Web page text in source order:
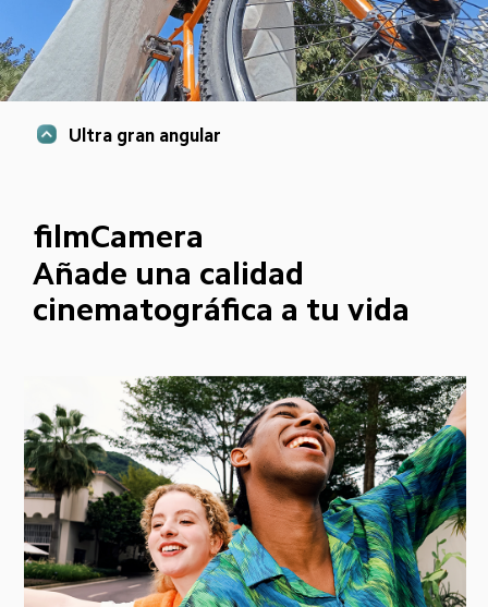
Ultra gran angular
filmCamera
Añade una calidad
cinematográfica a tu vida